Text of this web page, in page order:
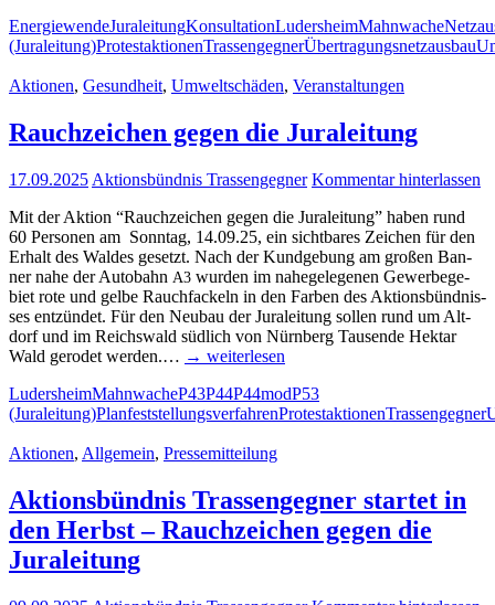
EnergiewendeJuraleitungKonsultationLudersheimMahnwache
(Juraleitung)ProtestaktionenTrassengegnerÜbertragungsnetzausbau
Aktionen, Gesundheit, Umweltschäden, Veranstaltungen
Rauch­zei­chen gegen die Juraleitung
17.09.2025 Aktionsbündnis Trassengegner Kommentar hinterlassen
Mit der Akti­on “Rauch­zei­chen gegen die Jura­lei­tung” haben rund
60 Per­so­nen am Sonn­tag, 14.09.25, ein sicht­ba­res Zei­chen für den
Erhalt des Wal­des gesetzt. Nach der Kund­ge­bung am gro­ßen Ban­
ner nahe der Auto­bahn A3 wur­den im nahe­ge­le­ge­nen Gewer­be­ge­
biet rote und gel­be Rauch­fa­ckeln in den Far­ben des Akti­ons­bünd­nis­
ses ent­zün­det. Für den Neu­bau der Jura­lei­tung sol­len rund um Alt­
dorf und im Reichs­wald süd­lich von Nürn­berg Tau­sen­de Hekt­ar
Wald gero­det wer­den.… → wei­ter­le­sen
LudersheimMahnwacheP43P44P44modP53
(Juraleitung)PlanfeststellungsverfahrenProtestaktionenTrassengegner
Aktionen, Allgemein, Pressemitteilung
Akti­ons­bünd­nis Tras­sen­geg­ner star­tet in
den Herbst – Rauch­zei­chen gegen die
Juraleitung